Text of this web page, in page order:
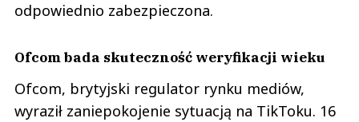
odpowiednio zabezpieczona.
Ofcom bada skuteczność weryfikacji wieku
Ofcom, brytyjski regulator rynku mediów,
wyraził zaniepokojenie sytuacją na TikToku. 16